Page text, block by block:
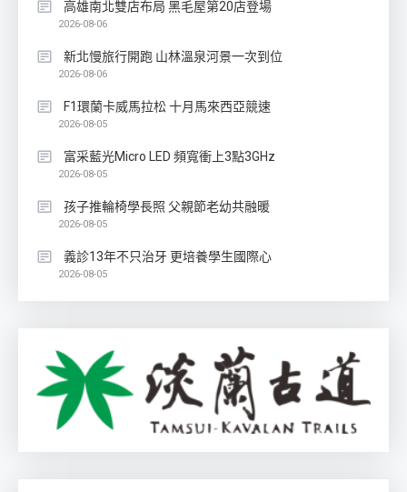
高雄南北雙店布局 黑毛屋第20店登場
2026-08-06
新北慢旅行開跑 山林溫泉河景一次到位
2026-08-06
F1環蘭卡威馬拉松 十月馬來西亞競速
2026-08-05
富采藍光Micro LED 頻寬衝上3點3GHz
2026-08-05
孩子推輪椅學長照 父親節老幼共融暖
2026-08-05
義診13年不只治牙 更培養學生國際心
2026-08-05